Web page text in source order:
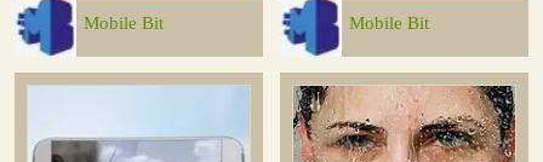
Mobile Bit Mobile Bit